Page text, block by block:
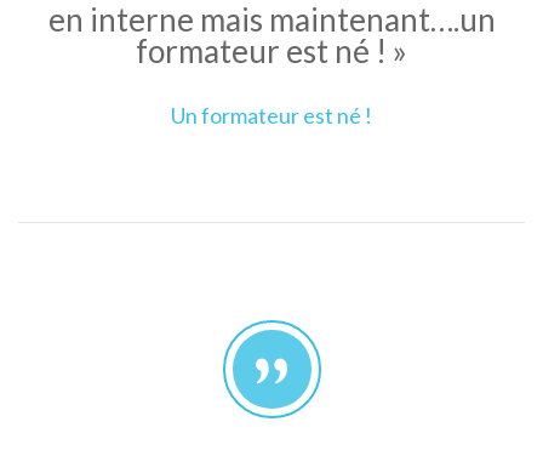
en interne mais maintenant….un
formateur est né ! »
Un formateur est né !